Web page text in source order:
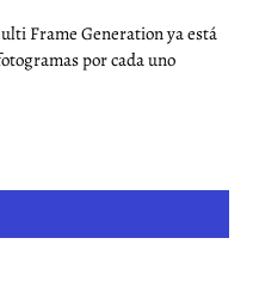
Frame Generation ya está
por cada uno